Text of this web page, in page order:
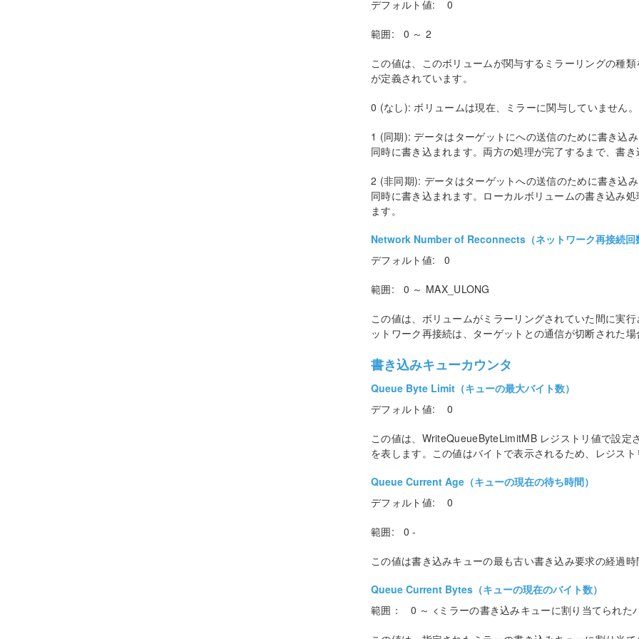
デフォルト値: 0
範囲: 0 ～ 2
この値は、このボリュームが関与するミラーリングの種
が定義されています。
0 (なし): ボリュームは現在、ミラーに関与していません。
1 (同期): データはターゲットにへの送信のために書き込
同時に書き込まれます。両方の処理が完了するまで、書
2 (非同期): データはターゲットへの送信のために書き込
同時に書き込まれます。ローカルボリュームの書き込み
ます。
Network Number of Reconnects（ネットワーク再接続回
デフォルト値: 0
範囲: 0 ～ MAX_ULONG
この値は、ボリュームがミラーリングされていた間に実
ットワーク再接続は、ターゲットとの通信が切断された
書き込みキューカウンタ
Queue Byte Limit（キューの最大バイト数）
デフォルト値: 0
この値は、WriteQueueByteLimitMB レジストリ値で設定
を表します。この値はバイトで表示されるため、レジス
Queue Current Age（キューの現在の待ち時間）
デフォルト値: 0
範囲: 0 -
この値は書き込みキューの最も古い書き込み要求の経過
Queue Current Bytes（キューの現在のバイト数）
範囲： 0 ～ <ミラーの書き込みキューに割り当てられた